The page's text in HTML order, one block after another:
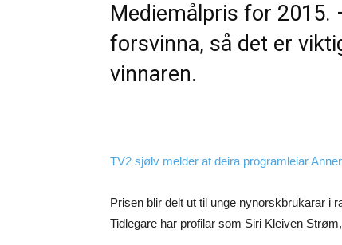
Mediemålpris for 2015.
forsvinna, så det er
vinnaren.
TV2 sjølv melder at deira programleiar
Prisen blir delt ut til unge nynorskbrukarar i
Tidlegare har profilar som Siri Kleiven